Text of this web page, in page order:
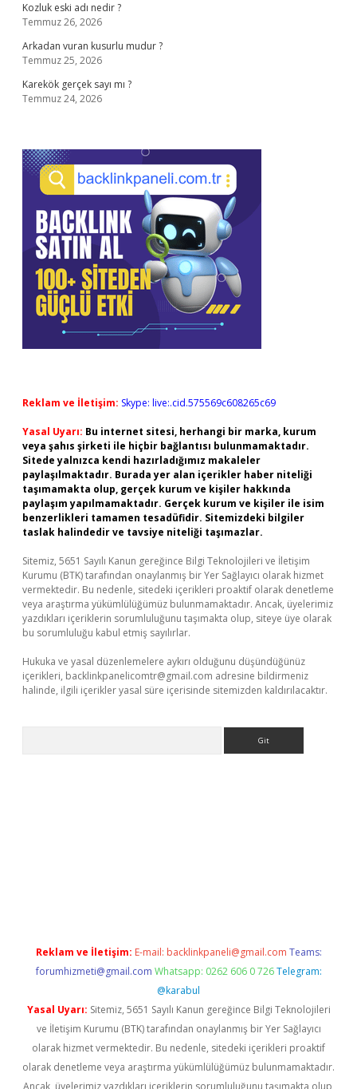
Kozluk eski adı nedir ?
Temmuz 26, 2026
Arkadan vuran kusurlu mudur ?
Temmuz 25, 2026
Karekök gerçek sayı mı ?
Temmuz 24, 2026
Reklam ve İletişim: Skype: live:.cid.575569c608265c69
Yasal Uyarı: Bu internet sitesi, herhangi bir marka, kurum
veya şahıs şirketi ile hiçbir bağlantısı bulunmamaktadır.
Sitede yalnızca kendi hazırladığımız makaleler
paylaşılmaktadır. Burada yer alan içerikler haber niteliği
taşımamakta olup, gerçek kurum ve kişiler hakkında
paylaşım yapılmamaktadır. Gerçek kurum ve kişiler ile isim
benzerlikleri tamamen tesadüfidir. Sitemizdeki bilgiler
taslak halindedir ve tavsiye niteliği taşımazlar.
Sitemiz, 5651 Sayılı Kanun gereğince Bilgi Teknolojileri ve İletişim
Kurumu (BTK) tarafından onaylanmış bir Yer Sağlayıcı olarak hizmet
vermektedir. Bu nedenle, sitedeki içerikleri proaktif olarak denetleme
veya araştırma yükümlülüğümüz bulunmamaktadır. Ancak, üyelerimiz
yazdıkları içeriklerin sorumluluğunu taşımakta olup, siteye üye olarak
bu sorumluluğu kabul etmiş sayılırlar.
Hukuka ve yasal düzenlemelere aykırı olduğunu düşündüğünüz
içerikleri, backlinkpanelicomtr@gmail.com adresine bildirmeniz
halinde, ilgili içerikler yasal süre içerisinde sitemizden kaldırılacaktır.
Reklam ve İletişim: E-mail: backlinkpaneli@gmail.com Teams:
forumhizmeti@gmail.com Whatsapp: 0262 606 0 726 Telegram:
@karabul
Yasal Uyarı: Sitemiz, 5651 Sayılı Kanun gereğince Bilgi Teknolojileri
ve İletişim Kurumu (BTK) tarafından onaylanmış bir Yer Sağlayıcı
olarak hizmet vermektedir. Bu nedenle, sitedeki içerikleri proaktif
olarak denetleme veya araştırma yükümlülüğümüz bulunmamaktadır.
Ancak, üyelerimiz yazdıkları içeriklerin sorumluluğunu taşımakta olup,